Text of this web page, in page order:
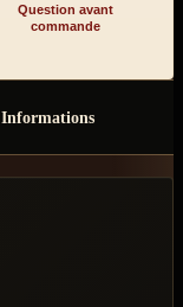
Question avant
commande
Informations